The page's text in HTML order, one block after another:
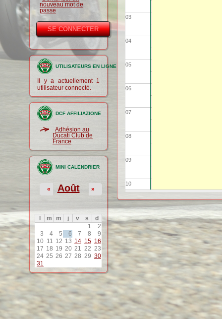
nouveau mot de
passe
UTILISATEURS EN LIGNE
Il y a actuellement 1
utilisateur connecté.
DCF AFFILIAZIONE
Adhésion au
Ducati Club de
France
MINI CALENDRIER
Août
« »
m m j v s
d
1
2
3
4 5 6 7 8
9
10 11 12 13 14 15 16
17 18 19 20 21 22 23
24 25 26 27 28 29 30
31
03
04
05
06
07
08
09
10
11
12
13
15